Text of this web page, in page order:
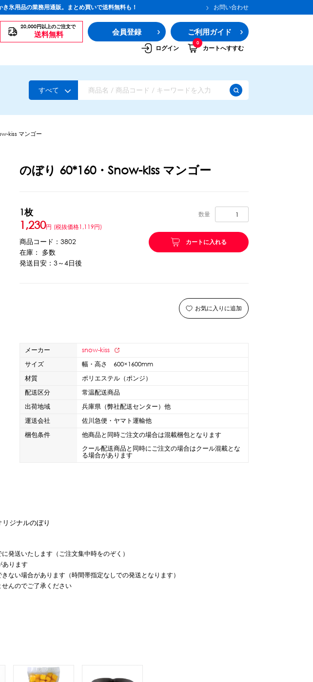
氷用品の業務用通販。まとめ買いで送料無料も！ お問い合わせ
20,000円以上のご注文で
送料無料 会員登録 ご利用ガイド
ログイン
0
カートへすすむ
ソース・クリーム・フィリング等
ピューレ・ペースト
氷機
コップ型カップ スプーン スプーンストロー
kiss（スノーキッス）」
すべて
kiss マンゴー
のぼり 60*160・Snow-kiss マンゴー
1枚
1,230円 (税抜価格1,119円)
商品コード：3802
在庫： 多数
発送目安：3～4日後
数量
カートに入れる
お気に入りに追加
メーカー
snow-kiss
サイズ
幅・高さ 600×1600mm
材質
ポリエステル（ポンジ）
配送区分
常温配送商品
出荷地域
兵庫県（弊社配送センター）他
運送会社
佐川急便・ヤマト運輸他
梱包条件
他商品と同時ご注文の場合は混載梱包となります
クール配送商品と同時にご注文の場合はクール混載とな
る場合があります
ジナルのぼり
発送いたします（ご注文集中時をのぞく）
あります
ない場合があります（時間帯指定なしでの発送となります）
んのでご了承ください